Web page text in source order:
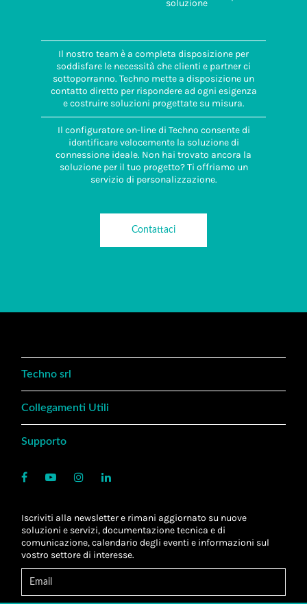
soluzione
Il nostro team è a completa disposizione per
soddisfare le necessità che clienti e partner ci
sottoporranno. Techno mette a disposizione un
contatto diretto per rispondere ad ogni esigenza
e costruire soluzioni progettate su misura.
Il configuratore on-line di Techno consente di
identificare velocemente la soluzione di
connessione ideale. Non hai trovato ancora la
soluzione per il tuo progetto? Ti offriamo un
servizio di personalizzazione.
Contattaci
Techno srl
Collegamenti Utili
Supporto
Iscriviti alla newsletter e rimani aggiornato su nuove
soluzioni e servizi, documentazione tecnica e di
comunicazione, calendario degli eventi e informazioni sul
vostro settore di interesse.